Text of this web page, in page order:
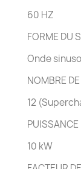
60 HZ
FORME DU
Onde
NOMBRE
12
PUISSANCE
10 kW